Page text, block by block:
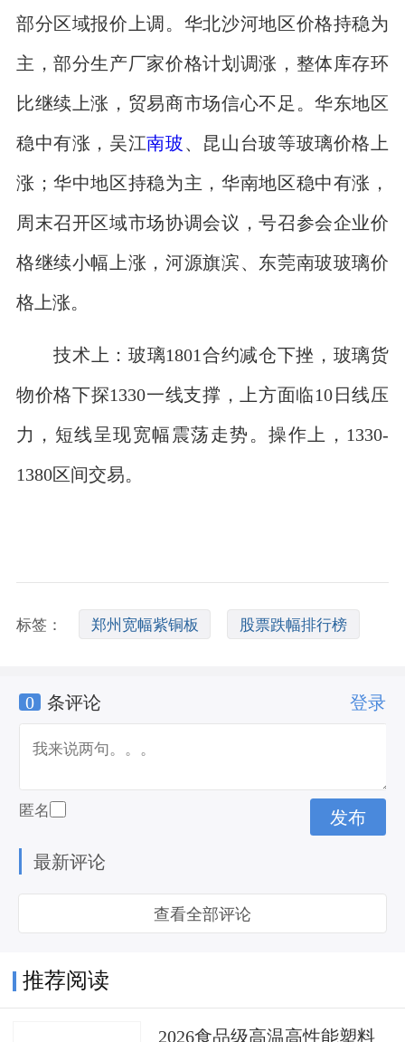
部分区域报价上调。华北沙河地区价格持稳为
主，部分生产厂家价格计划调涨，整体库存环
比继续上涨，贸易商市场信心不足。华东地区
稳中有涨，吴江南玻 、昆山台玻等玻璃价格上
涨；华中地区持稳为主，华南地区稳中有涨，
周末召开区域市场协调会议，号召参会企业价
格继续小幅上涨，河源旗滨、东莞南玻玻璃价
格上涨。
技术上：玻璃1801合约减仓下挫，玻璃货
物价格下探1330一线支撑，上方面临10日线压
力，短线呈现宽幅震荡走势。操作上，1330-
1380区间交易。
标签： 郑州宽幅紫铜板 股票跌幅排行榜
涨跌幅怎么算
0 条评论 登录
匿名
最新评论
查看全部评论
推荐阅读
2026食品级高温高性能塑料